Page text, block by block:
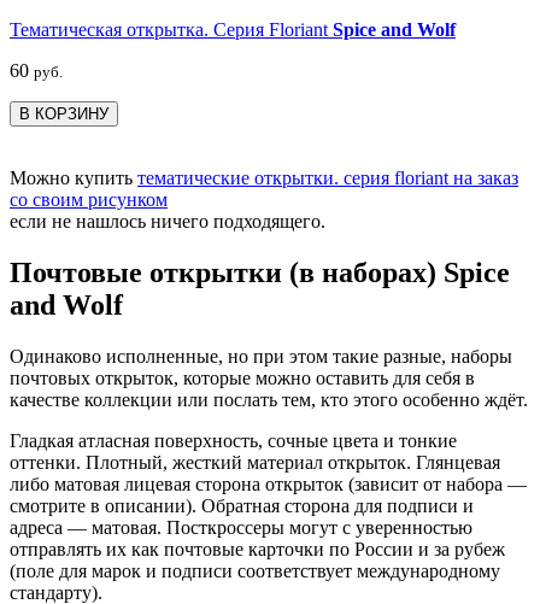
Тематическая открытка. Серия Floriant Spice and Wolf
60 руб.
В КОРЗИНУ
Можно купить тематические открытки. серия floriant на заказ
со своим рисунком
если не нашлось ничего подходящего.
Почтовые открытки (в наборах) Spice
and Wolf
Одинаково исполненные, но при этом такие разные, наборы
почтовых открыток, которые можно оставить для себя в
качестве коллекции или послать тем, кто этого особенно ждёт.
Гладкая атласная поверхность, сочные цвета и тонкие
оттенки. Плотный, жесткий материал открыток. Глянцевая
либо матовая лицевая сторона открыток (зависит от набора —
смотрите в описании). Обратная сторона для подписи и
адреса — матовая. Посткроссеры могут с уверенностью
отправлять их как почтовые карточки по России и за рубеж
(поле для марок и подписи соответствует международному
стандарту).